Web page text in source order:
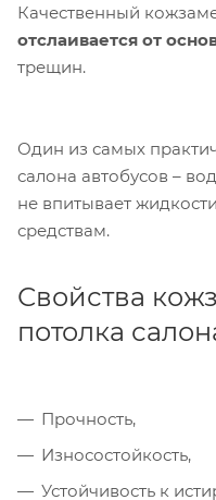
Качественный
отслаивается от
трещин.
Один из самых
салона автобусов –
не впитывает
средствам.
Свойства
потолка
Прочность,
Износостойкость,
Устойчивость к